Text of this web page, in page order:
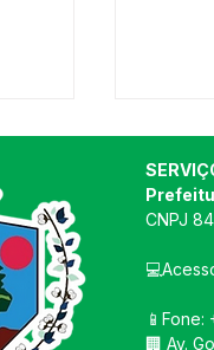
Mais
CNPJ
📱Fone:
🏢 Av.